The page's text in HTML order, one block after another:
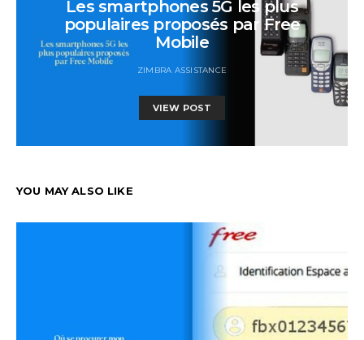
Les smartphones 5G les plus
populaires proposés par Free
Mobile
ZIMBRA ASSISTANCE
VIEW POST
YOU MAY ALSO LIKE